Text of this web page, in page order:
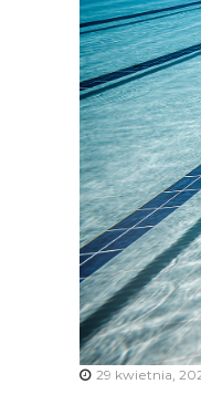
29 kwietnia,